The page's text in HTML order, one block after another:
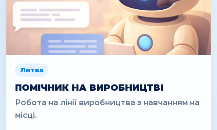
Литва
ПОМІЧНИК НА ВИРОБНИЦТВІ
Робота на лінії виробництва з навчанням на
місці.